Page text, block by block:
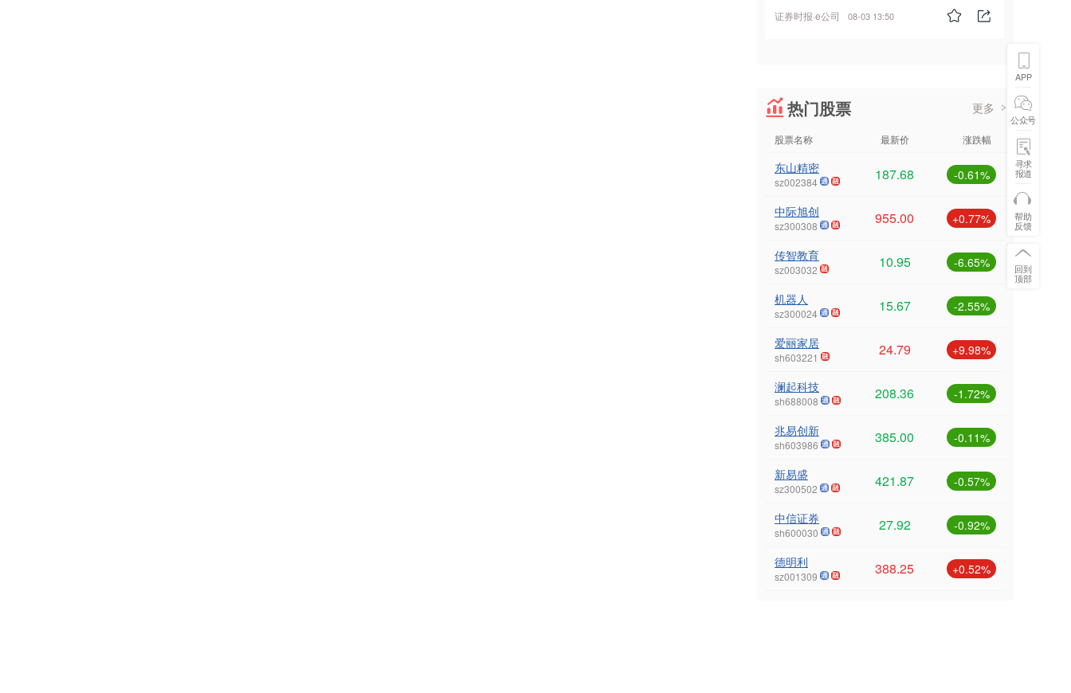
证券时报·e公司 08-03 13:50
热门股票 更多
股票名称 最新价 涨跌幅
东山精密
sz002384 187.68 -0.61%
中际旭创
sz300308 955.00 +0.77%
传智教育
sz003032 10.95 -6.65%
机器人
sz300024 15.67 -2.55%
爱丽家居
sh603221 24.79 +9.98%
澜起科技
sh688008 208.36 -1.72%
兆易创新
sh603986 385.00 -0.11%
新易盛
sz300502 421.87 -0.57%
中信证券
sh600030 27.92 -0.92%
德明利
sz001309 388.25 +0.52%
APP
公众号
寻求
报道
帮助
反馈
回到
顶部